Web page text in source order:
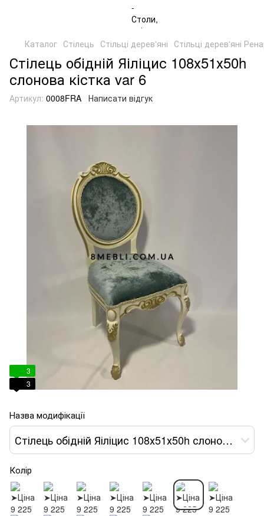
Каталог Стілець Стільці дерев'яні Стільці дерев'яні
Стілець обідній Яіліцис 108х51х50h
слонова кістка var 6
Артикул: 0008FRA Написати відгук
3
3
Назва модифікації
Стілець обідній Яіліцис 108х51х50h слонова кістка var 6
Колір